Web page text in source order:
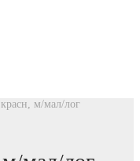
м/мал/лог